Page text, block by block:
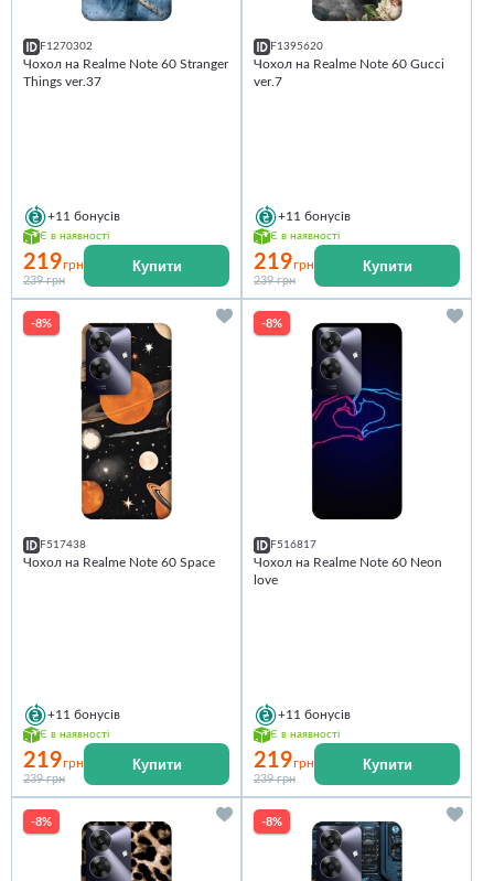
F1270302
Чохол на Realme Note 60 Stranger
Things ver.37
+11 бонусів
Є в наявності
219грн
239 грн
Купити
F1395620
Чохол на Realme Note 60 Gucci
ver.7
+11 бонусів
Є в наявності
219грн
239 грн
Купити
-8%
F517438
Чохол на Realme Note 60 Space
+11 бонусів
Є в наявності
219грн
239 грн
Купити
-8%
F516817
Чохол на Realme Note 60 Neon
love
+11 бонусів
Є в наявності
219грн
239 грн
Купити
-8% -8%